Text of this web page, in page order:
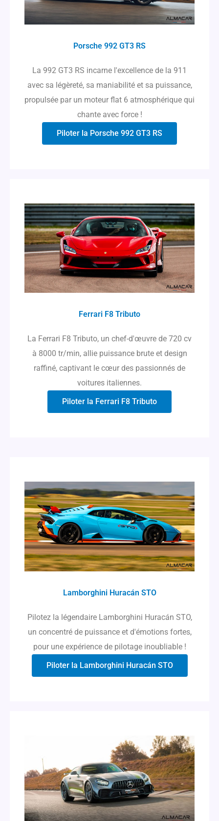
Porsche 992 GT3 RS
La 992 GT3 RS incarne l'excellence de la 911
avec sa légèreté, sa maniabilité et sa puissance,
propulsée par un moteur flat 6 atmosphérique qui
chante avec force !
Piloter la Porsche 992 GT3 RS
Ferrari F8 Tributo
La Ferrari F8 Tributo, un chef-d'œuvre de 720 cv
à 8000 tr/min, allie puissance brute et design
raffiné, captivant le cœur des passionnés de
voitures italiennes.
Piloter la Ferrari F8 Tributo
Lamborghini Huracán STO
Pilotez la légendaire Lamborghini Huracán STO,
un concentré de puissance et d'émotions fortes,
pour une expérience de pilotage inoubliable !
Piloter la Lamborghini Huracán STO